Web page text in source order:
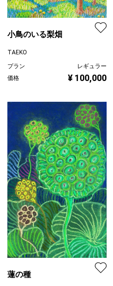
小鳥のいる梨畑
TAEKO
プラン
レギュラー
価格
¥ 100,000
蓮の種